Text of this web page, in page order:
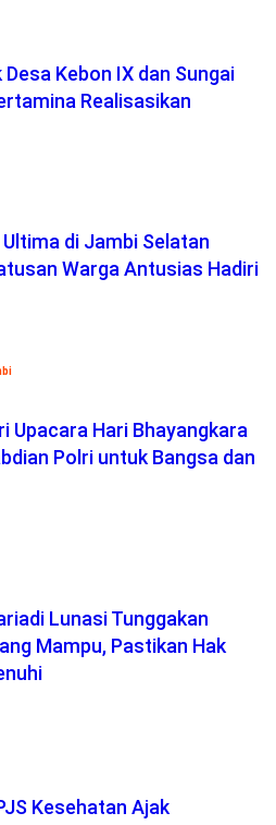
Kebon IX dan Sungai
Realisasikan
di Jambi Selatan
Warga Antusias Hadiri
Upacara Hari Bhayangkara
Polri untuk Bangsa dan
Lunasi Tunggakan
Mampu, Pastikan Hak
Kesehatan Ajak